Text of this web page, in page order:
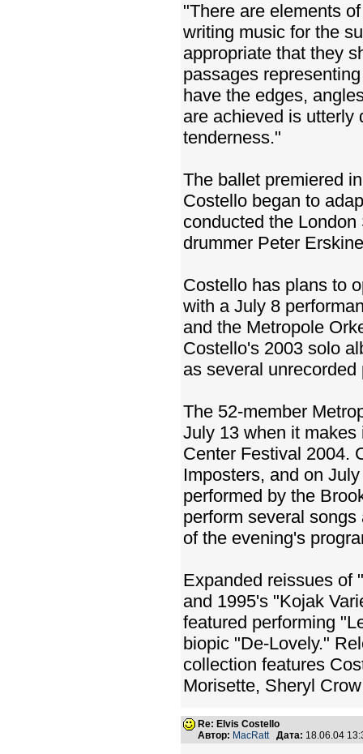
"There are elements
writing music for the
appropriate that they
passages
have the edges,
are achieved is utterly
tenderness."
The ballet premiered
Costello began to
conducted the
drummer Peter
Costello has plans to
with a July 8
and the Metropole
Costello's 2003 solo
as several unrecorded
The 52-member
July 13 when it
Center Festival 2004.
Imposters, and on
performed by the
perform several
of the evening's
Expanded reissues of
and 1995's "Kojak
featured performing
biopic "De-Lovely."
collection features
Morisette, Sheryl
Re: Elvis Costello
Автор: MacRatt Дата: 18.06.04